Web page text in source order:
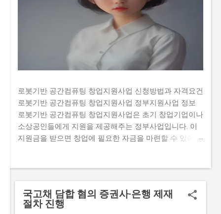
로봇기반 공간컴퓨팅 창업지원사업 신청방법과 자격요건
로봇기반 공간컴퓨팅 창업지원사업 정부지원사업 정보
로봇기반 공간컴퓨팅 창업지원사업은 초기 창업기업이나
소상공인들에게 지원을 제공해주는 정부사업입니다. 이
지원금을 받으면 창업에 필요한 자금을 마련할 수 있어
경우도 있습니다. 그렇기 때문에 이 글에서는 로봇기반 공
간컴퓨팅 창업지원사업의 신청방법과 자격요건, 지원 내
국고채 담합 혐의 증권사·은행 제재
절차 진행